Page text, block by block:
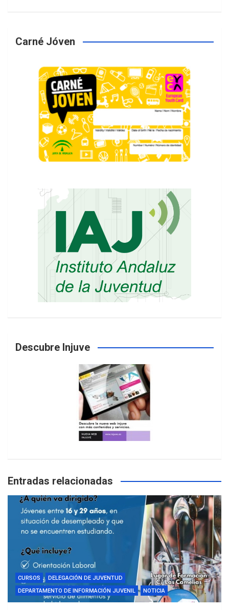
Carné Jóven
Descubre Injuve
Entradas relacionadas
CURSOS
DELEGACIÓN DE JUVENTUD
DEPARTAMENTO DE INFORMACIÓN JUVENIL
NOTICIA